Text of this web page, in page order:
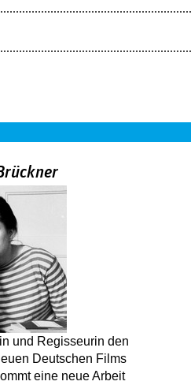
und Regisseurin den
Deutschen Films
eine neue Arbeit